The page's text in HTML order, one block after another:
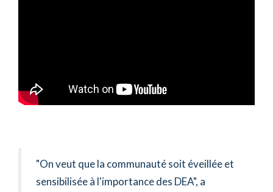
"On veut que la communauté soit éveillée et
sensibilisée à l'importance des DEA", a